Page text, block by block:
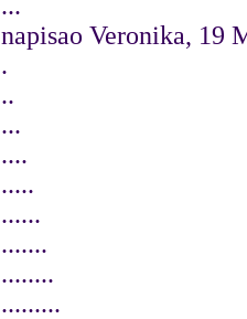
napisao Veronika, 19
.
..
...
....
.....
......
.......
........
.........